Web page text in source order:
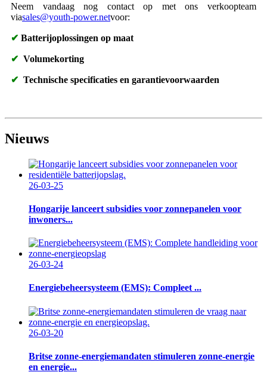
Neem vandaag nog contact op met ons verkoopteam
viasales@youth-power.netvoor:
✔ Batterijoplossingen op maat
✔ Volumekorting
✔ Technische specificaties en garantievoorwaarden
Nieuws
26-03-25
Hongarije lanceert subsidies voor zonnepanelen voor
inwoners...
26-03-24
Energiebeheersysteem (EMS): Compleet ...
26-03-20
Britse zonne-energiemandaten stimuleren zonne-energie
en energie...